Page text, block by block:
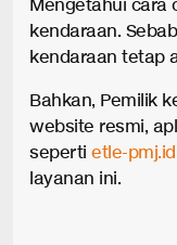
Mengetahui cara
kendaraan.
kendaraan tetap
Bahkan, Pemilik
website resmi,
seperti etle-pmj.id
layanan ini.